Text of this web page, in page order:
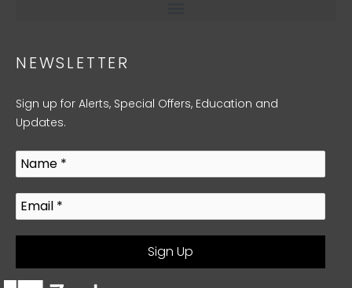
NEWSLETTER
Sign up for Alerts, Special Offers, Education and
Updates.